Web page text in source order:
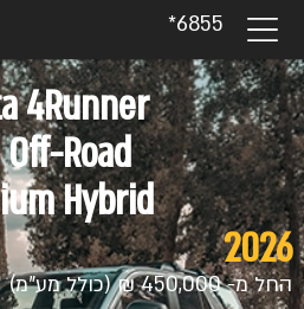
6855*
4Runner
Off-Road
Hybrid
2026
החל מ- 450,000 ₪ (כולל מע"מ)